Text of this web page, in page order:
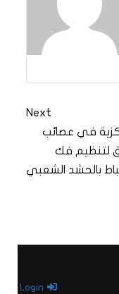
Next
في عصائب
لتنظيم فك
بالحشد الشعبي